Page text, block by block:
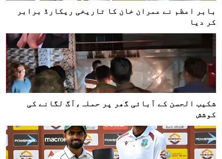
بابر اعظم نے عمران خان کا تاریخی ریکارڈ برابر
کر دیا
شکیب الحسن کے آبائی گھر پر حملہ،آگ لگانے کی
کوشش